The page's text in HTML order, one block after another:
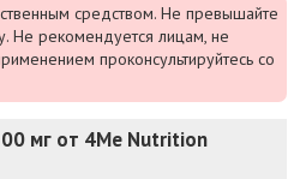
средством. Не превышайте
Не рекомендуется лицам, не
проконсультируйтесь со
мг от 4Me Nutrition